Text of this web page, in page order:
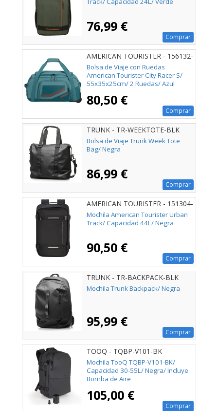
76,99 €
Comprar
AMERICAN TOURISTER - 156132-
4828
Bolsa de Viaje con Ruedas
American Tourister City Racer S/
55x35x25cm/ 2 Ruedas/ Azul
80,50 €
Comprar
TRUNK - TR-WEEKTOTE-BLK
Bolsa de Viaje Trunk Week Tote
Bag/ Negra
86,99 €
Comprar
AMERICAN TOURISTER - 151304-
0423
Mochila American Tourister Urban
Track/ Capacidad 44L/ Negra
90,50 €
Comprar
TRUNK - TR-BACKPACK-BLK
Mochila Trunk Backpack/ Negra
95,99 €
Comprar
TOOQ - TQBP-V101-BK
Mochila TooQ TQBP-V101-BK/
Capacidad 30-55L/ Negra/ Incluye
Bomba de Aire
105,00 €
Comprar